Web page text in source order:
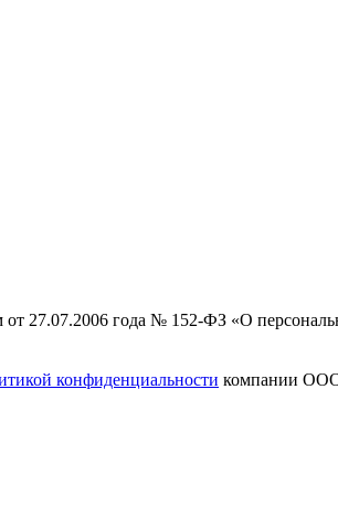
от 27.07.2006 года № 152-ФЗ «О
конфиденциальности компании